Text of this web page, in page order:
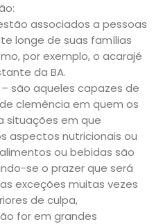
associados a pessoas
longe de suas famílias
por exemplo, o acarajé
da BA.
são aqueles capazes de
clemência em quem os
situações em que
aspectos nutricionais ou
ou bebidas são
se o prazer que será
exceções muitas vezes
de culpa,
for em grandes